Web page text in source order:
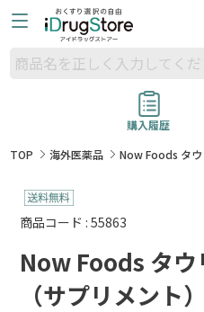
購入履歴
TOP
海外医薬品 Now Foods タウ
商品コード : 55863
Now Foods タ
（サプリメント）